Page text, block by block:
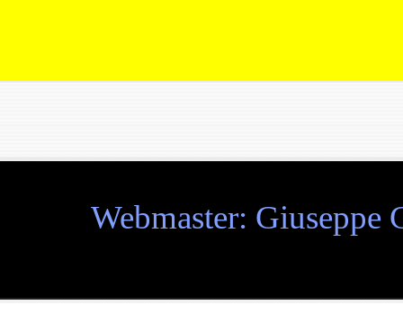
Webmaster: Giuseppe